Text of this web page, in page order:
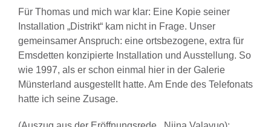
Für Thomas und mich war klar: Eine Kopie seiner
Installation „Distrikt“ kam nicht in Frage. Unser
gemeinsamer Anspruch: eine ortsbezogene, extra für
Emsdetten konzipierte Installation und Ausstellung. So
wie 1997, als er schon einmal hier in der Galerie
Münsterland ausgestellt hatte. Am Ende des Telefonats
hatte ich seine Zusage.